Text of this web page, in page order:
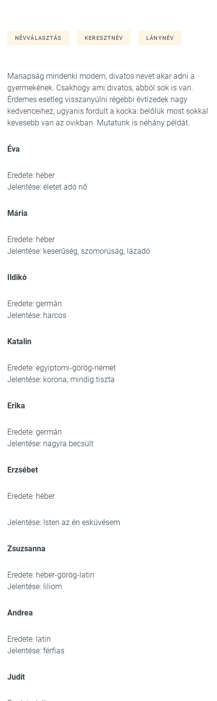
NÉVVÁLASZTÁS KERESZTNÉV LÁNYNÉV
Manapság mindenki modern, divatos nevet akar adni a
gyermekének. Csakhogy ami divatos, abból sok is van.
Érdemes esetleg visszanyúlni régebbi évtizedek nagy
kedvenceihez, ugyanis fordult a kocka: belőlük most sokkal
kevesebb van az ovikban. Mutatunk is néhány példát.
Éva
Eredete: héber
Jelentése: életet adó nő
Mária
Eredete: héber
Jelentése: keserűség, szomorúság, lázadó
Ildikó
Eredete: germán
Jelentése: harcos
Katalin
Eredete: egyiptomi-görög-német
Jelentése: korona, mindig tiszta
Erika
Eredete: germán
Jelentése: nagyra becsült
Erzsébet
Eredete: héber
Jelentése: Isten az én esküvésem
Zsuzsanna
Eredete: héber-görög-latin
Jelentése: liliom
Andrea
Eredete: latin
Jelentése: férfias
Judit